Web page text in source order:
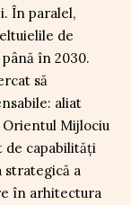
În paralel,
de
în 2030.
să
aliat
Mijlociu
capabilități
a
în arhitectura